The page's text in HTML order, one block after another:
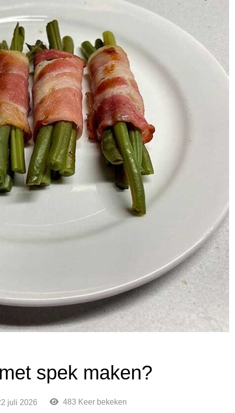
spek maken?
juli 2026 483 Keer bekeken